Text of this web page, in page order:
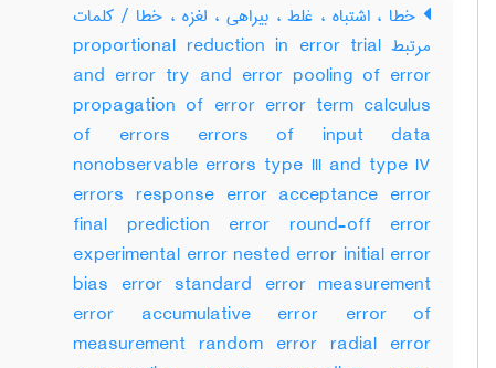
خطا ، اشتباه ، غلط ، بیراهی ، لغزه ، خطا / کلمات
مرتبط proportional reduction in error trial
and error try and error pooling of error
propagation of error error term calculus
of errors errors of input data
nonobservable errors type III and type IV
errors response error acceptance error
final prediction error round-off error
experimental error nested error initial error
bias error standard error measurement
error accumulative error error of
measurement random error radial error